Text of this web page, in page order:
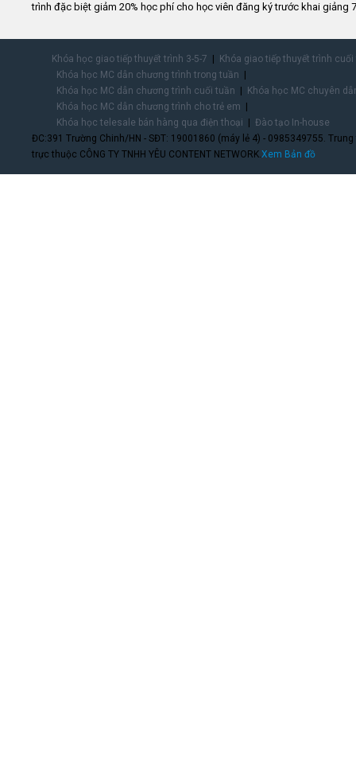
trình đặc biệt giảm 20% học phí cho học viên đăng ký trước khai giảng
Khóa học giao tiếp thuyết trình 3-5-7
Khóa giao tiếp thuyết trình
Khóa học MC dẫn chương trình trong tuần
Khóa học MC dẫn chương trình cuối tuần
Khóa học MC chuyên
Khóa học MC dẫn chương trình cho trẻ em
Khóa học telesale bán hàng qua điện thoại
Đào tạo In-house
ĐC:391 Trường Chinh/HN - SĐT: 19001860 (máy lẻ 4) - 0985349755.
trực thuộc CÔNG TY TNHH YÊU CONTENT NETWORK.Xem Bản đồ